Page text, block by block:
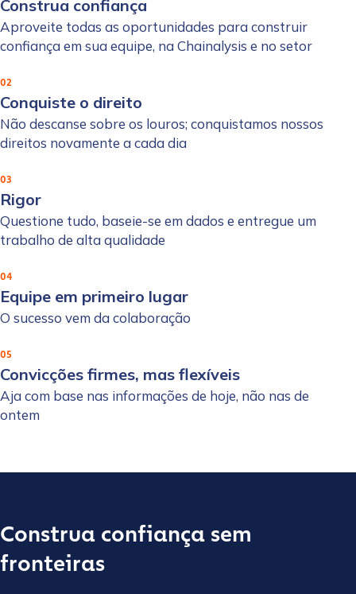
Construa confiança
Aproveite todas as oportunidades para construir
confiança em sua equipe, na Chainalysis e no setor
02
Conquiste o direito
Não descanse sobre os louros; conquistamos nossos
direitos novamente a cada dia
03
Rigor
Questione tudo, baseie-se em dados e entregue um
trabalho de alta qualidade
04
Equipe em primeiro lugar
O sucesso vem da colaboração
05
Convicções firmes, mas flexíveis
Aja com base nas informações de hoje, não nas de
ontem
Construa confiança sem
fronteiras